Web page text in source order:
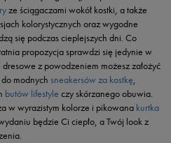
ze ściągaczami wokół kostki, a także
kolorystycznych oraz wygodne
się podczas cieplejszych dni. Co
propozycja sprawdzi się jedynie w
z powodzeniem możesz założyć
modnych sneakersów za kostkę,
butów lifestyle czy skórzanego obuwia.
w wyrazistym kolorze i pikowana kurtka
będzie Ci ciepło, a Twój look z